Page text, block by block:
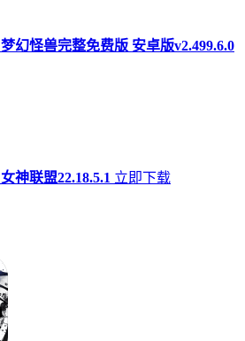
梦幻怪兽完整免费版 安卓版v2.499.6.0
女神联盟22.18.5.1 立即下载